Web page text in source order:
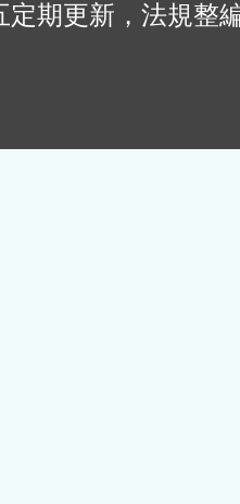
定期更新，法規整